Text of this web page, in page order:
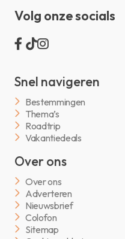
Volg onze socials
Snel navigeren
Bestemmingen
Thema’s
Roadtrip
Vakantiedeals
Over ons
Over ons
Adverteren
Nieuwsbrief
Colofon
Sitemap